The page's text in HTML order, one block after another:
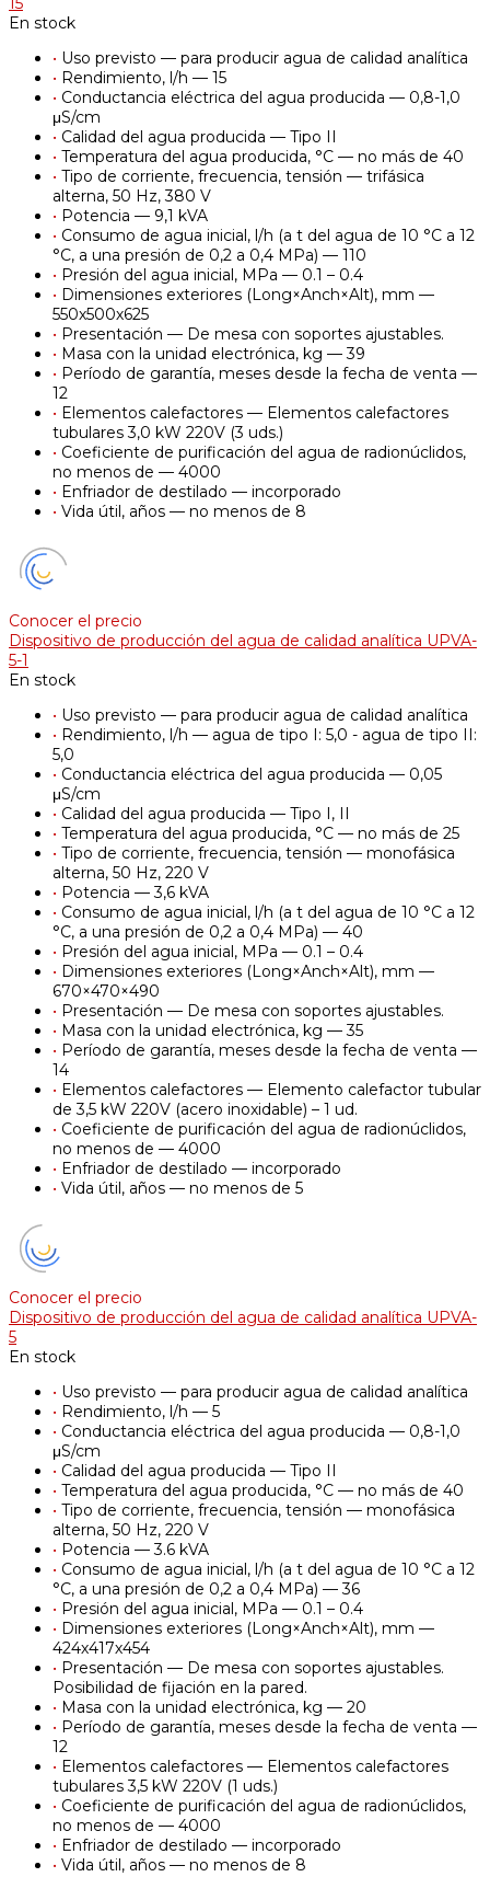
En stock
• Uso previsto — para producir agua de calidad analítica
• Rendimiento, l/h — 15
• Conductancia eléctrica del agua producida — 0,8-1,0
μS/cm
• Calidad del agua producida — Tipo II
• Temperatura del agua producida, °С — no más de 40
• Tipo de corriente, frecuencia, tensión — trifásica
alterna, 50 Hz, 380 V
• Potencia — 9,1 kVA
• Consumo de agua inicial, l/h (a t del agua de 10 °C a 12
°C, a una presión de 0,2 a 0,4 MPa) — 110
• Presión del agua inicial, MPa — 0.1 – 0.4
• Dimensiones exteriores (Long×Anch×Alt), mm —
550х500х625
• Presentación — De mesa con soportes ajustables.
• Masa con la unidad electrónica, kg — 39
• Período de garantía, meses desde la fecha de venta —
12
• Elementos calefactores — Elementos calefactores
tubulares 3,0 kW 220V (3 uds.)
• Coeficiente de purificación del agua de radionúclidos,
no menos de — 4000
• Enfriador de destilado — incorporado
• Vida útil, años — no menos de 8
Conocer el precio
Dispositivo de producción del agua de calidad analítica UPVA-
5-1
En stock
• Uso previsto — para producir agua de calidad analítica
• Rendimiento, l/h — agua de tipo I: 5,0 - agua de tipo II:
5,0
• Conductancia eléctrica del agua producida — 0,05
μS/cm
• Calidad del agua producida — Tipo I, II
• Temperatura del agua producida, °С — no más de 25
• Tipo de corriente, frecuencia, tensión — monofásica
alterna, 50 Hz, 220 V
• Potencia — 3,6 kVA
• Consumo de agua inicial, l/h (a t del agua de 10 °C a 12
°C, a una presión de 0,2 a 0,4 MPa) — 40
• Presión del agua inicial, MPa — 0.1 – 0.4
• Dimensiones exteriores (Long×Anch×Alt), mm —
670×470×490
• Presentación — De mesa con soportes ajustables.
• Masa con la unidad electrónica, kg — 35
• Período de garantía, meses desde la fecha de venta —
14
• Elementos calefactores — Elemento calefactor tubular
de 3,5 kW 220V (acero inoxidable) – 1 ud.
• Coeficiente de purificación del agua de radionúclidos,
no menos de — 4000
• Enfriador de destilado — incorporado
• Vida útil, años — no menos de 5
Conocer el precio
Dispositivo de producción del agua de calidad analítica UPVA-
5
En stock
• Uso previsto — para producir agua de calidad analítica
• Rendimiento, l/h — 5
• Conductancia eléctrica del agua producida — 0,8-1,0
μS/cm
• Calidad del agua producida — Tipo II
• Temperatura del agua producida, °С — no más de 40
• Tipo de corriente, frecuencia, tensión — monofásica
alterna, 50 Hz, 220 V
• Potencia — 3.6 kVA
• Consumo de agua inicial, l/h (a t del agua de 10 °C a 12
°C, a una presión de 0,2 a 0,4 MPa) — 36
• Presión del agua inicial, MPa — 0.1 – 0.4
• Dimensiones exteriores (Long×Anch×Alt), mm —
424х417х454
• Presentación — De mesa con soportes ajustables.
Posibilidad de fijación en la pared.
• Masa con la unidad electrónica, kg — 20
• Período de garantía, meses desde la fecha de venta —
12
• Elementos calefactores — Elementos calefactores
tubulares 3,5 kW 220V (1 uds.)
• Coeficiente de purificación del agua de radionúclidos,
no menos de — 4000
• Enfriador de destilado — incorporado
• Vida útil, años — no menos de 8